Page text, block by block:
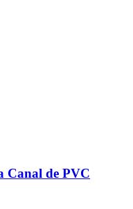
Canal de PVC